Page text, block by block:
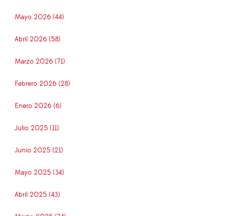
Mayo 2026 (44)
Abril 2026 (58)
Marzo 2026 (71)
Febrero 2026 (28)
Enero 2026 (6)
Julio 2025 (11)
Junio 2025 (21)
Mayo 2025 (34)
Abril 2025 (43)